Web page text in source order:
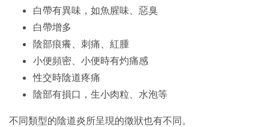
白帶有異味，如魚腥味、惡臭
白帶增多
陰部痕癢、刺痛、紅腫
小便頻密、小便時有灼痛感
性交時陰道疼痛
陰部有損口，生小肉粒、水泡等
不同類型的陰道炎所呈現的徵狀也有不同。